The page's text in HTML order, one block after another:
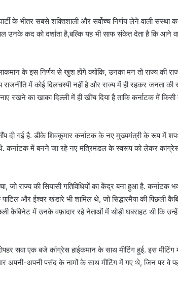
के भीतर सबसे शक्तिशाली और सर्वोच्च निर्णय लेने वाली संस्था
उनके कद को दर्शाता है,बल्कि यह भी साफ संकेत देता है कि आने
के इस निर्णय से खुश होंगे क्योंकि, उनका मन तो राज्य की
राजनीति में कोई दिलचस्पी नहीं है और राज्य में ही रहकर जनता
रखने का खाका दिल्ली में ही खींच दिया है ताकि कर्नाटक में
दी गई है. डीके शिवकुमार कर्नाटक के नए मुख्यमंत्री के रूप में
थे. कर्नाटक में बनने जा रहे नए मंत्रिमंडल के स्वरूप को लेकर
जो राज्य की सियासी गतिविधियों का केंद्र बना हुआ है.
और ईश्वर खंडारे भी शामिल थे, जो सिद्धारमैया की पिछली
कैबिनेट में उनके वफ़ादार रहे नेताओं में थोड़ी घबराहट थी कि
सवा एक बजे कांग्रेस हाईकमान के साथ मीटिंग हुई. इस मीटिंग
अपनी-अपनी पसंद के नामों के साथ मीटिंग में गए थे, जिन पर वे